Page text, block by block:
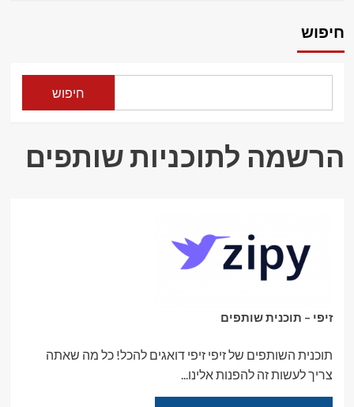
אלדר
רפואת
עם
חיפוש
חיפוש
הרשמה לתוכניות שותפים
זיפי – תוכנית שותפים
תוכנית השותפים של זיפי זיפי דואגים להכל! כל מה שאתה
צריך לעשות זה להפנות אלינו...